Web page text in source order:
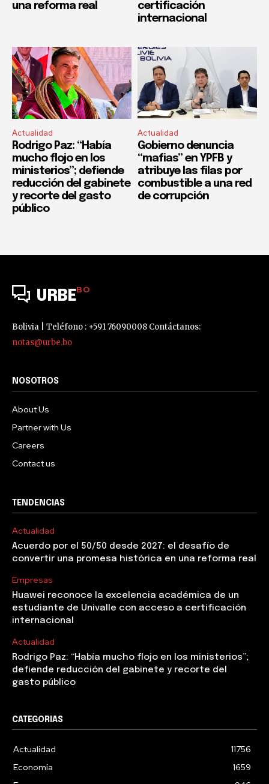
una reforma real
certificación
internacional
Actualidad
Rodrigo Paz: “Había
mucho flojo en los
ministerios”; defiende
reducción del gabinete
y recorte del gasto
público
Actualidad
Gobierno denuncia
“mafias” en YPFB y
atribuye las filas por
combustible a una red
de corrupción
URBEBO
Bolivia | Teléfono : +591 76090008 Contáctanos:
notas@urbe.bo
NOSOTROS
About Us
Partner with Us
Careers
Contact us
TENDENCIAS
Actualidad
Acuerdo por el 50/50 desde 2027: el desafío de
convertir una promesa histórica en una reforma real
Empresas
Huawei reconoce la excelencia académica de un
estudiante de Univalle con acceso a certificación
internacional
Actualidad
Rodrigo Paz: “Había mucho flojo en los ministerios”;
defiende reducción del gabinete y recorte del
gasto público
CATEGORIAS
Actualidad
11756
Economía
1659